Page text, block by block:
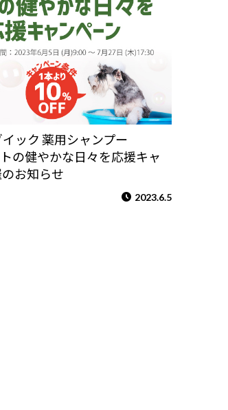
イック 薬用シャンプー
の健やかな日々を応援キャ
お知らせ
2023.6.5